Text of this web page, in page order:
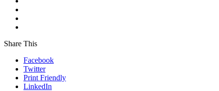
Share This
Facebook
Twitter
Print Friendly
LinkedIn